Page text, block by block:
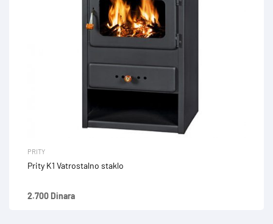
PRITY
Prity K1 Vatrostalno staklo
2.700 Dinara